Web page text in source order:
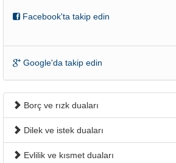
Facebook'ta takip edin
Google'da takip edin
Borç ve rızk duaları
Dilek ve istek duaları
Evlilik ve kısmet duaları